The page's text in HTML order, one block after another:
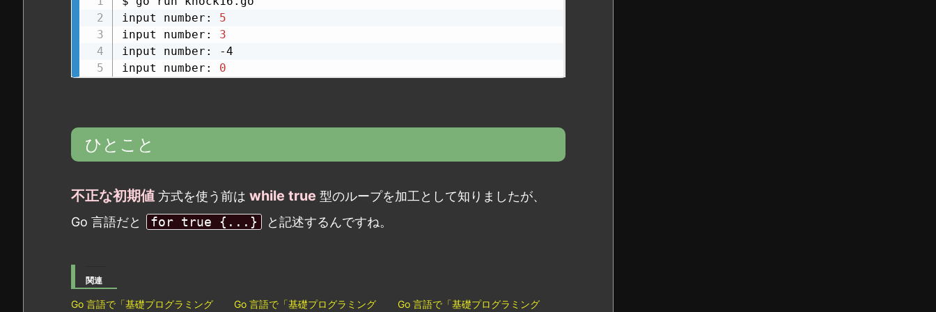
input number: 5
input number: 3
input number: -4
input number: 0
ひとこと
不正な初期値 方式を使う前は while true 型のループを加工として知りましたが、
Go 言語だと
for true {...} と記述するんですね。
関連
Go 言語で「基礎プログラミング Go 言語で「基礎プログラミング Go 言語で「基礎プログラミング